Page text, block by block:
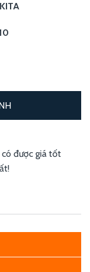
có được giá tốt